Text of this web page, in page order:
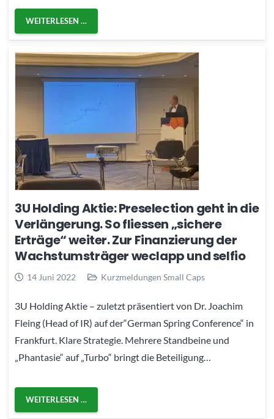
WEITERLESEN …
3U Holding Aktie: Preselection geht in die
Verlängerung. So fliessen „sichere
Erträge“ weiter. Zur Finanzierung der
Wachstumsträger weclapp und selfio
14 Juni 2022 Kurzmeldungen Small Caps
3U Holding Aktie – zuletzt präsentiert von Dr. Joachim
Fleing (Head of IR) auf der“German Spring Conference“ in
Frankfurt. Klare Strategie. Mehrere Standbeine und
„Phantasie“ auf „Turbo“ bringt die Beteiligung…
WEITERLESEN …